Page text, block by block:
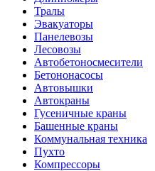
Тралы
Эвакуаторы
Панелевозы
Лесовозы
Автобетоно­смесители
Бетононасосы
Автовышки
Автокраны
Гусеничные краны
Башенные краны
Коммунальная техника
Пухто
Компрессоры